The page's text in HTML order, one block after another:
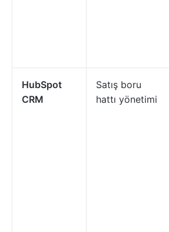
HubSpot
CRM
Satış boru
hattı yönetimi